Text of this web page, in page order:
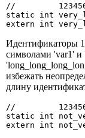
//
static int
extern int
Идентификаторы
символами 'var1' и
избежать
длину
//
static int
extern int